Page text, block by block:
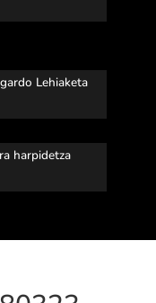
Lehiaketa
harpidetza